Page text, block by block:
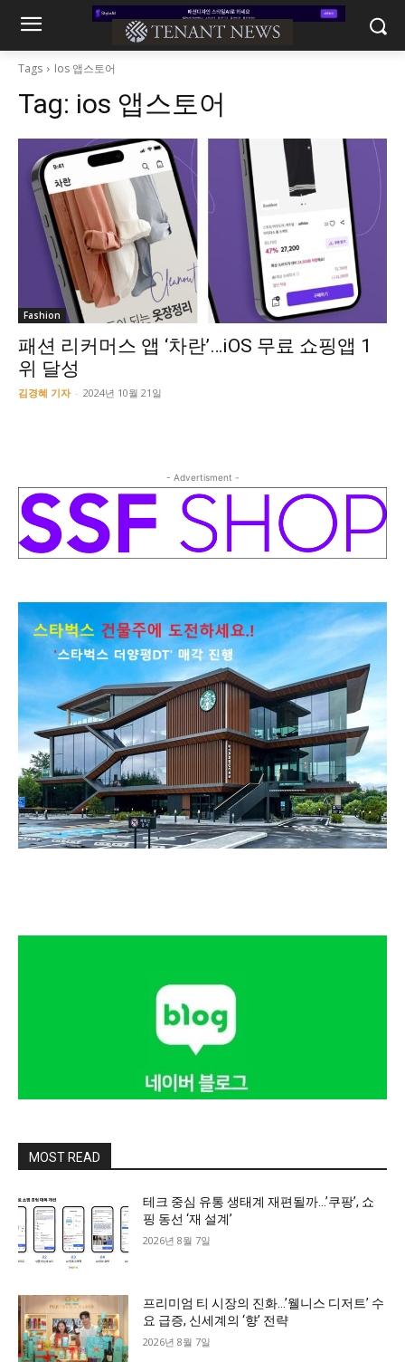
Tags Ios 앱스토어
Tag: ios 앱스토어
Fashion
패션 리커머스 앱 ‘차란’…iOS 무료 쇼핑앱 1
위 달성
김경혜 기자 - 2024년 10월 21일
- Advertisment -
MOST READ
테크 중심 유통 생태계 재편될까…’쿠팡’, 쇼
핑 동선 ‘재 설계’
2026년 8월 7일
프리미엄 티 시장의 진화…’웰니스 디저트’ 수
요 급증, 신세계의 ‘향’ 전략
2026년 8월 7일